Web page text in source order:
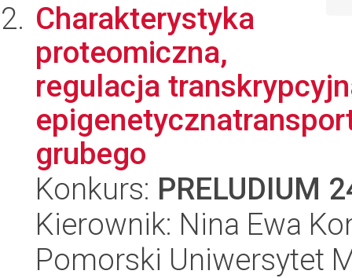
Charakterystyka
proteomiczna,
regulacja
grubego
Konkurs: PRELUDIUM
Kierownik: Nina Ewa
Pomorski Uniwersytet